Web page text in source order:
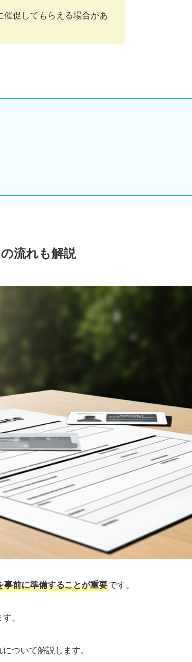
促してもらえる場合があ
流れも解説
事前に準備することが重要です。
。
ついて解説します。